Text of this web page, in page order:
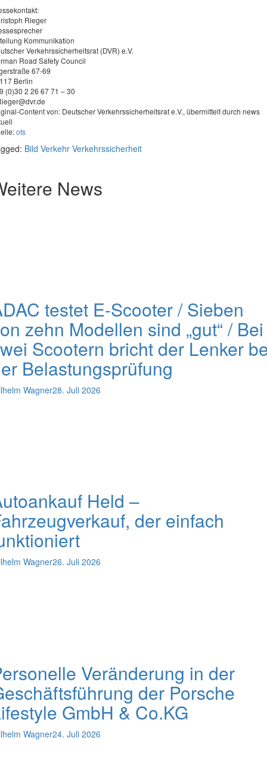
Rieger
Kommunikation
Verkehrssicherheitsrat (DVR) e.V.
Road Safety Council
67-69
Berlin
(0)30 2 26 67 71 – 30
Content von: Deutscher Verkehrssicherheitsrat e.V., übermittelt durch news
ots
Bild Verkehr Verkehrssicherheit
News
testet E-Scooter / Sieben
zehn Modellen sind „gut“ / Bei
Scootern bricht der Lenker
Belastungsprüfung
Wagner28. Juli 2026
Held –
der einfach
Wagner26. Juli 2026
Veränderung in der
der Porsche
GmbH & Co.KG
Wagner24. Juli 2026